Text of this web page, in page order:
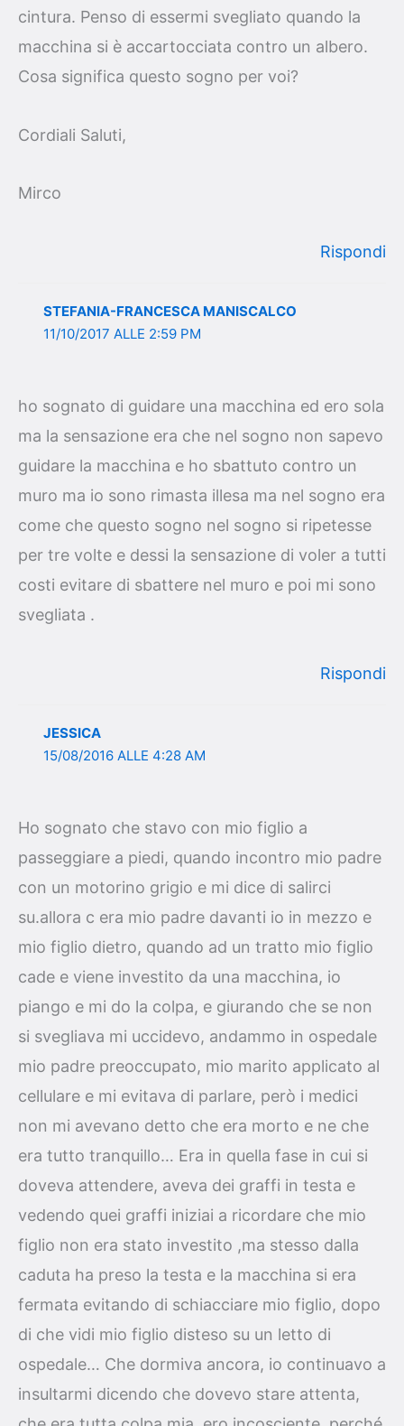
cintura. Penso di essermi svegliato quando la
macchina si è accartocciata contro un albero.
Cosa significa questo sogno per voi?
Cordiali Saluti,
Mirco
Rispondi
STEFANIA-FRANCESCA MANISCALCO
11/10/2017 ALLE 2:59 PM
ho sognato di guidare una macchina ed ero sola
ma la sensazione era che nel sogno non sapevo
guidare la macchina e ho sbattuto contro un
muro ma io sono rimasta illesa ma nel sogno era
come che questo sogno nel sogno si ripetesse
per tre volte e dessi la sensazione di voler a tutti
costi evitare di sbattere nel muro e poi mi sono
svegliata .
Rispondi
JESSICA
15/08/2016 ALLE 4:28 AM
Ho sognato che stavo con mio figlio a
passeggiare a piedi, quando incontro mio padre
con un motorino grigio e mi dice di salirci
su.allora c era mio padre davanti io in mezzo e
mio figlio dietro, quando ad un tratto mio figlio
cade e viene investito da una macchina, io
piango e mi do la colpa, e giurando che se non
si svegliava mi uccidevo, andammo in ospedale
mio padre preoccupato, mio marito applicato al
cellulare e mi evitava di parlare, però i medici
non mi avevano detto che era morto e ne che
era tutto tranquillo… Era in quella fase in cui si
doveva attendere, aveva dei graffi in testa e
vedendo quei graffi iniziai a ricordare che mio
figlio non era stato investito ,ma stesso dalla
caduta ha preso la testa e la macchina si era
fermata evitando di schiacciare mio figlio, dopo
di che vidi mio figlio disteso su un letto di
ospedale… Che dormiva ancora, io continuavo a
insultarmi dicendo che dovevo stare attenta,